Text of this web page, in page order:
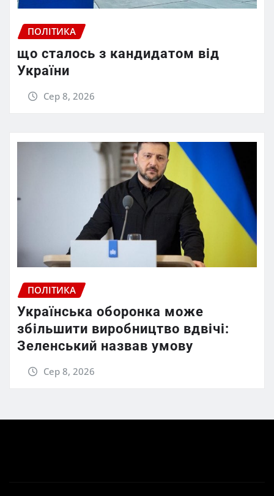
ПОЛІТИКА
що сталось з кандидатом від
України
Сер 8, 2026
ПОЛІТИКА
Українська оборонка може
збільшити виробництво вдвічі:
Зеленський назвав умову
Сер 8, 2026